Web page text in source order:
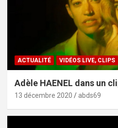
ACTUALITÉ VIDÉOS LIVE, CLIPS
Adèle HAENEL dans un
13 décembre 2020 abds69